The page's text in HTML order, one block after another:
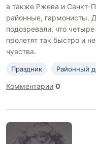
а также Ржева и Санкт-
районные, гармонисты.
подозревали, что
пролетят так быстро и
чувства.
Праздник Районный
Комментарии 0